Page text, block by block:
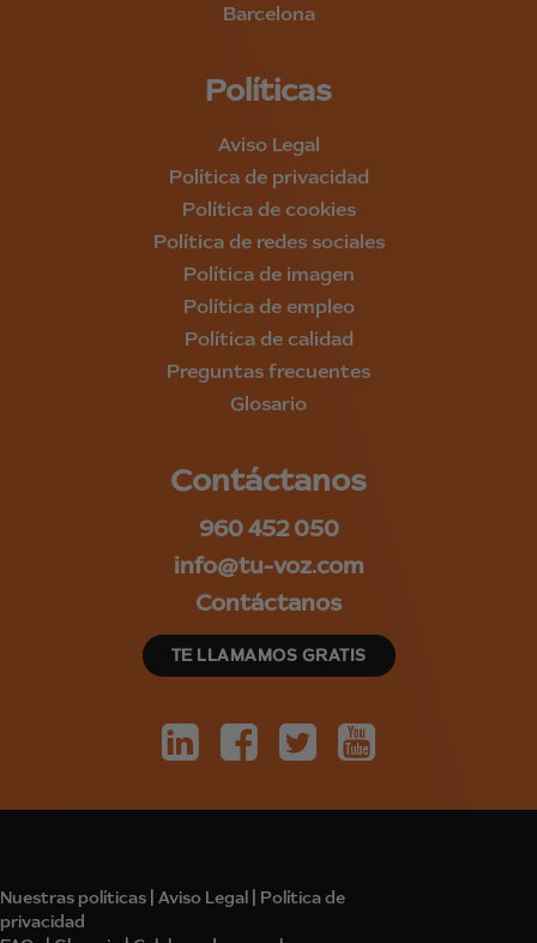
Barcelona
Políticas
Aviso Legal
Política de privacidad
Política de cookies
Política de redes sociales
Política de imagen
Política de empleo
Política de calidad
Preguntas frecuentes
Glosario
Contáctanos
960 452 050
info@tu-voz.com
Contáctanos
TE LLAMAMOS GRATIS
Nuestras políticas | Aviso Legal | Política de
privacidad